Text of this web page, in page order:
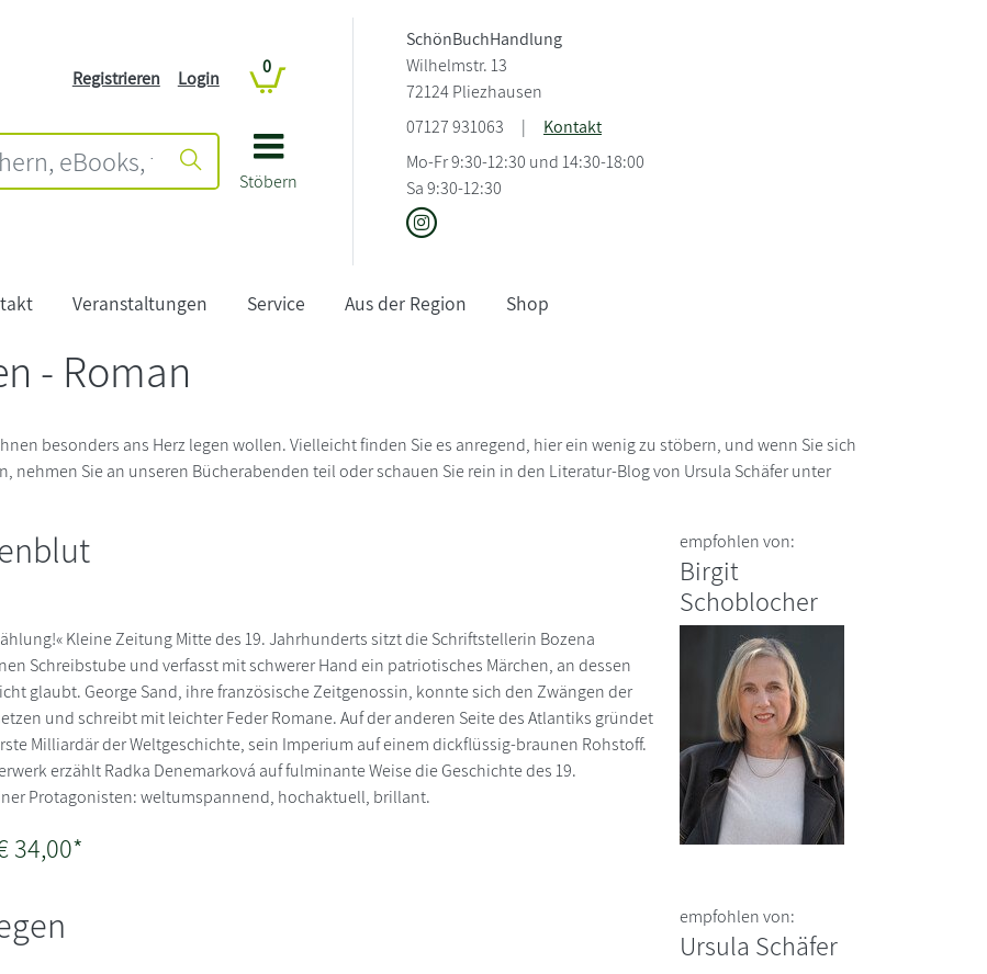
Stöbern
Registrieren Login
0
SchönBuchHandlung
Wilhelmstr. 13
72124 Pliezhausen
07127 931063
|
Kontakt
Mo-Fr 9:30-12:30 und 14:30-18:00
Sa 9:30-12:30
Veranstaltungen Service Aus der Region Shop
- Roman
besonders ans Herz legen wollen. Vielleicht finden Sie es anregend, hier ein wenig zu stöbern, und wenn Sie sich
nehmen Sie an unseren Bücherabenden teil oder schauen Sie rein in den Literatur-Blog von Ursula Schäfer unter
empfohlen von:
Birgit
Schoblocher
Kleine Zeitung Mitte des 19. Jahrhunderts sitzt die Schriftstellerin Bozena
Schreibstube und verfasst mit schwerer Hand ein patriotisches Märchen, an dessen
glaubt. George Sand, ihre französische Zeitgenossin, konnte sich den Zwängen der
und schreibt mit leichter Feder Romane. Auf der anderen Seite des Atlantiks gründet
Milliardär der Weltgeschichte, sein Imperium auf einem dickflüssig-braunen Rohstoff.
erzählt Radka Denemarková auf fulminante Weise die Geschichte des 19.
Protagonisten: weltumspannend, hochaktuell, brillant.
34,00*
empfohlen von:
Ursula Schäfer